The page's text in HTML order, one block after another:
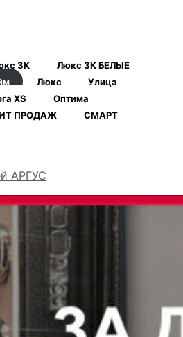
3К
Люкс 3К БЕЛЫЕ
Люкс
Улица
XS
Оптима
ПРОДАЖ
СМАРТ